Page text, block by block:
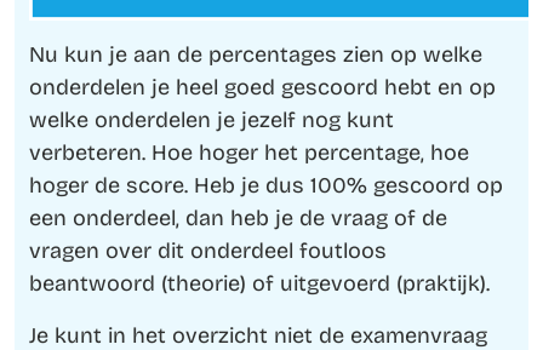
Nu kun je aan de percentages zien op welke
onderdelen je heel goed gescoord hebt en op
welke onderdelen je jezelf nog kunt
verbeteren. Hoe hoger het percentage, hoe
hoger de score. Heb je dus 100% gescoord op
een onderdeel, dan heb je de vraag of de
vragen over dit onderdeel foutloos
beantwoord (theorie) of uitgevoerd (praktijk).
Je kunt in het overzicht niet de examenvraag